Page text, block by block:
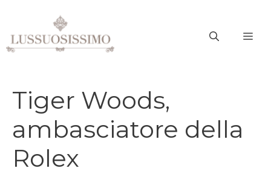
contenuto
Tiger Woods,
ambasciatore della
Rolex